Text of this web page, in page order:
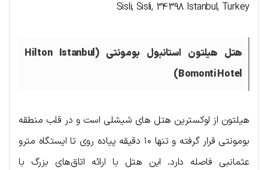
Sisli, Sisli, 34398 Istanbul, Turkey
هتل هیلتون استانبول بومونتی (Hilton Istanbul
Bomonti Hotel)
هیلتون از لوکسترین هتل های شیشلی است و در قلب منطقه
بومونتی قرار گرفته و تنها ۱۰ دقیقه پیاده روی تا ایستگاه مترو
عثمانبی فاصله دارد. این هتل با ارائه اتاق‌های بزرگ با